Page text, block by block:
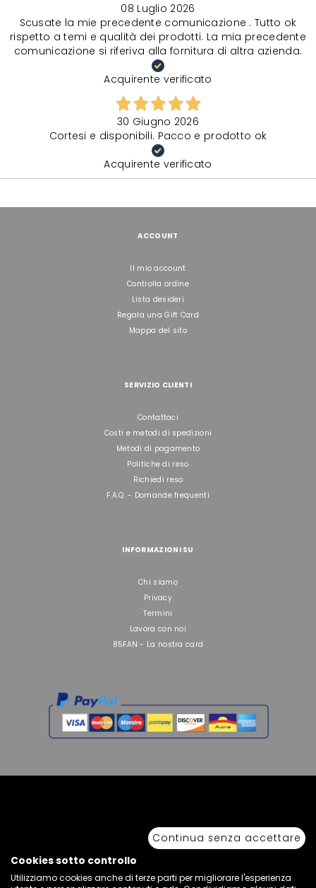
08 Luglio 2026
Scusate la mie precedente comunicazione . Tutto ok
rispetto a temi e qualità dei prodotti. La mia precedente
comunicazione si riferiva alla fornitura di altra azienda.
Acquirente verificato
30 Giugno 2026
Cortesi e disponibili. Pacco e prodotto ok
Acquirente verificato
ACCOUNT
Il mio account
Controlla ordine
Lista desideri
Regala una Gift Card
Mappa del sito
SERVIZIO CLIENTI
Contattaci
Costi e metodi di spedizioni
Metodi di pagamento
Politiche di reso
Richiedi reso
F.A.Q. - Domande frequenti
INFORMAZIONI SU
Chi siamo
Privacy
Termini
Lavora con noi
85FAN - La nostra card
anche parziale.
Via Piave Km 68,600 • 04100 Latina, Italia | P.IVA 01222400598 • N° REA LT -
77855
Continua senza accettare
Cookies sotto controllo
Utilizziamo cookies anche di terze parti per migliorare l'esperienza